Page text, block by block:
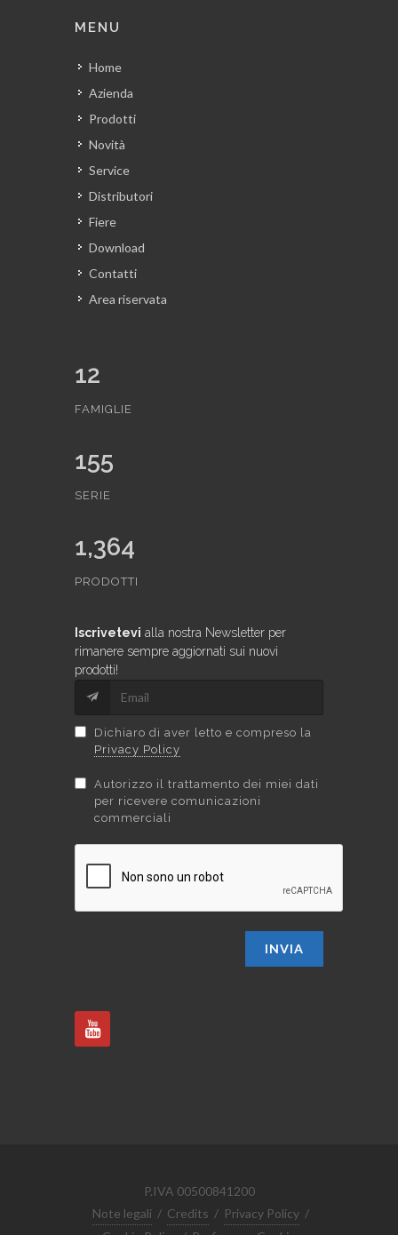
MENU
Home
Azienda
Prodotti
Novità
Service
Distributori
Fiere
Download
Contatti
Area riservata
12
FAMIGLIE
155
SERIE
1,364
PRODOTTI
Iscrivetevi alla nostra Newsletter per
rimanere sempre aggiornati sui nuovi
prodotti!
Dichiaro di aver letto e compreso la
Privacy Policy
Autorizzo il trattamento dei miei dati
per ricevere comunicazioni
commerciali
INVIA
P.IVA 00500841200
Note legali / Credits / Privacy Policy /